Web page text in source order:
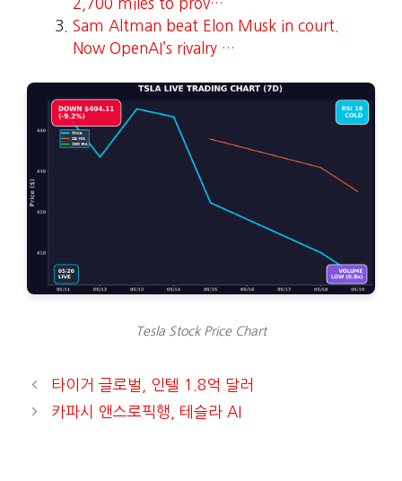
2,700 miles to prov…
Sam Altman beat Elon Musk in court.
Now OpenAI’s rivalry …
Tesla Stock Price Chart
타이거 글로벌, 인텔 1.8억 달러
카파시 앤스로픽행, 테슬라 AI